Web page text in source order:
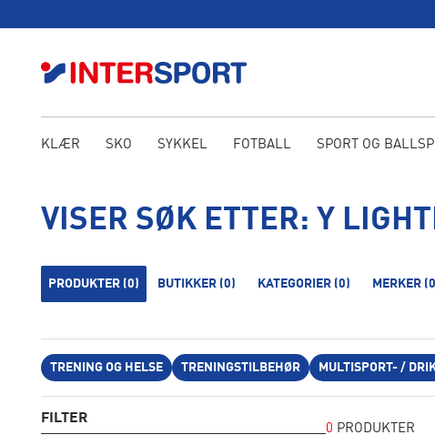
KLÆR SKO SYKKEL FOTBALL SPORT OG
VISER SØK ETTER: Y
PRODUKTER (0) BUTIKKER (0) KATEGORIER (0) MERKER
TRENING OG HELSE TRENINGSTILBEHØR MULTISPORT- /
FILTER
0 PRODUKTER